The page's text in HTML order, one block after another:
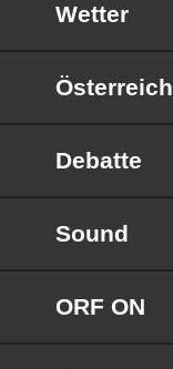
Wetter
Österreich
Debatte
Sound
ORF ON